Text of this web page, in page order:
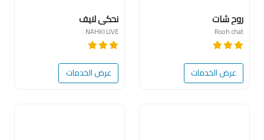
روح شات
Rooh chat
عرض الخدمات
نحكي لايف
NAHKI LIVE
عرض الخدمات